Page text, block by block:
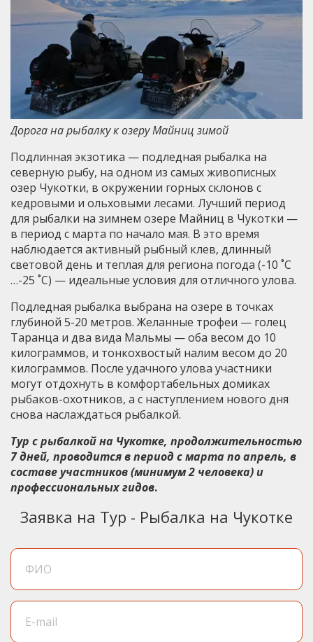
Дорога на рыбалку к озеру Майниц зимой
Подлинная экзотика — подледная рыбалка на
северную рыбу, на одном из самых живописных
озер Чукотки, в окружении горных склонов с
кедровыми и ольховыми лесами. Лучший период
для рыбалки на зимнем озере Майниц в Чукотки —
в период с марта по начало мая. В это время
наблюдается активный рыбный клев, длинный
световой день и теплая для региона погода (-10 ˚C
…-25 ˚C) — идеальные условия для отличного улова.
Подледная рыбалка выбрана на озере в точках
глубиной 5-20 метров. Желанные трофеи — голец
Таранца и два вида Мальмы — оба весом до 10
килограммов, и тонкохвостый налим весом до 20
килограммов. После удачного улова участники
могут отдохнуть в комфортабельных домиках
рыбаков-охотников, а с наступлением нового дня
снова наслаждаться рыбалкой.
Тур с рыбалкой на Чукотке, продолжительностью
7 дней, проводится в период с марта по апрель, в
составе участников (минимум 2 человека) и
профессиональных гидов.
Заявка на Тур - Рыбалка на Чукотке